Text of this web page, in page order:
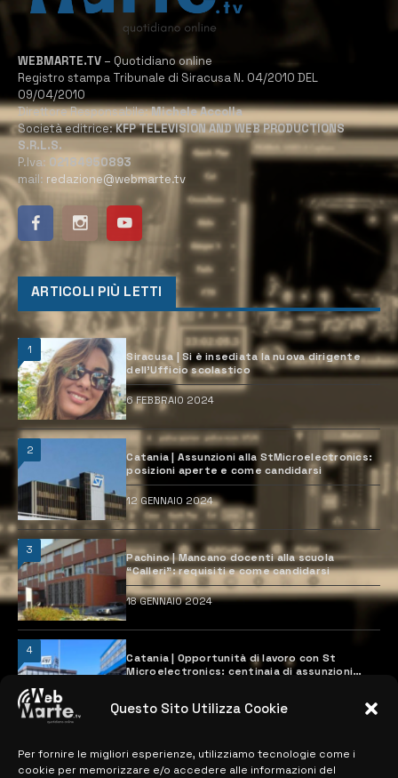
Questo Sito Utilizza Cookie
Per fornire le migliori esperienze, utilizziamo tecnologie come i
cookie per memorizzare e/o accedere alle informazioni del
WEBMARTE.TV – Quotidiano online
Registro stampa Tribunale di Siracusa N. 04/2010 DEL
09/04/2010
Direttore Responsabile:Michele Accolla
Società editrice:KFP TELEVISION AND WEB PRODUCTIONS
S.R.L.S.
P.Iva: 02184950893
mail: redazione@webmarte.tv
ARTICOLI PIÙ LETTI
1
Siracusa | Si è insediata la nuova dirigente
dell’Ufficio scolastico
6 FEBBRAIO 2024
2
Catania | Assunzioni alla StMicroelectronics:
posizioni aperte e come candidarsi
12 GENNAIO 2024
3
Pachino | Mancano docenti alla scuola
“Calleri”: requisiti e come candidarsi
18 GENNAIO 2024
4
Catania | Opportunità di lavoro con St
Microelectronics: centinaia di assunzioni
28 MARZO 2024
MAPPA DEL SITO